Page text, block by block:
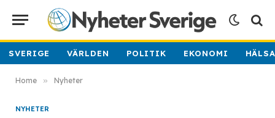
SVERIGE VÄRLDEN POLITIK EKONOMI
Home » Nyheter
NYHETER